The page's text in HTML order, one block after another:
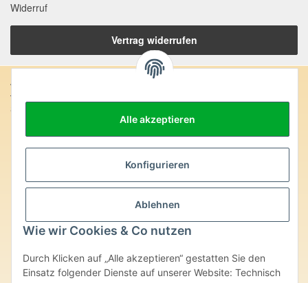
Alle akzeptieren
Konfigurieren
Ablehnen
Wie wir Cookies & Co nutzen
Durch Klicken auf „Alle akzeptieren“ gestatten Sie den
Einsatz folgender Dienste auf unserer Website: Technisch
Widerruf
Vertrag widerrufen
Anschrift:
SteinZeitOase
Uhlandstr. 7
D-75391 Gechingen
Edelsteine und Mineralien werden im esoterischen Bereich
besondere Kräfte und Eigenschaften zugeordnet. Wir weisen
ausdrücklich darauf hin, dass alle gemachten Aussagen bzgl.
heilender Wirkungen (körperlich-seelisch-mental-geistig) einzelner
überlassenen Unterlagen bisher weder medizinisch anerkannt oder
wissenschaftlich nachweisbar sind. Die gemachten Angaben